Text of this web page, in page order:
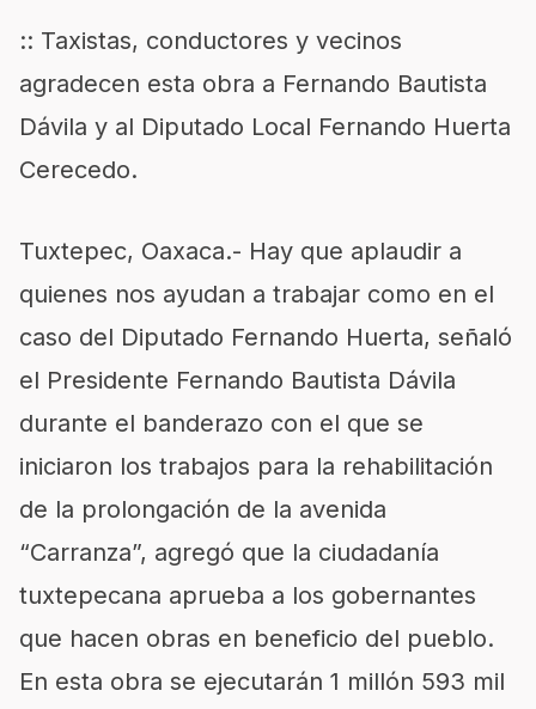
:: Taxistas, conductores y vecinos
agradecen esta obra a Fernando Bautista
Dávila y al Diputado Local Fernando Huerta
Cerecedo.
Tuxtepec, Oaxaca.- Hay que aplaudir a
quienes nos ayudan a trabajar como en el
caso del Diputado Fernando Huerta, señaló
el Presidente Fernando Bautista Dávila
durante el banderazo con el que se
iniciaron los trabajos para la rehabilitación
de la prolongación de la avenida
“Carranza”, agregó que la ciudadanía
tuxtepecana aprueba a los gobernantes
que hacen obras en beneficio del pueblo.
En esta obra se ejecutarán 1 millón 593 mil